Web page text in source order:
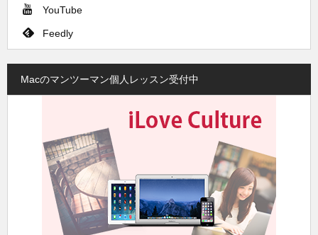
YouTube
Feedly
Macのマンツーマン個人レッスン受付中